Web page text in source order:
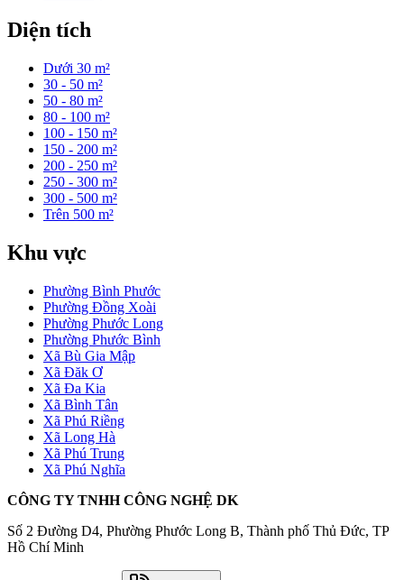
Diện tích
Dưới 30 m²
30 - 50 m²
50 - 80 m²
80 - 100 m²
100 - 150 m²
150 - 200 m²
200 - 250 m²
250 - 300 m²
300 - 500 m²
Trên 500 m²
Khu vực
Phường Bình Phước
Phường Đồng Xoài
Phường Phước Long
Phường Phước Bình
Xã Bù Gia Mập
Xã Đăk Ơ
Xã Đa Kia
Xã Bình Tân
Xã Phú Riềng
Xã Long Hà
Xã Phú Trung
Xã Phú Nghĩa
CÔNG TY TNHH CÔNG NGHỆ DK
Số 2 Đường D4, Phường Phước Long B, Thành phố Thủ Đức, TP
Hồ Chí Minh